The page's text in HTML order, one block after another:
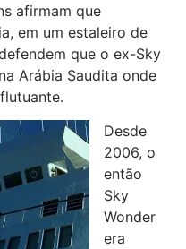
afirmam que
em um estaleiro de
que o ex-Sky
Arábia Saudita onde
Desde
2006, o
então
Sky
Wonder
era